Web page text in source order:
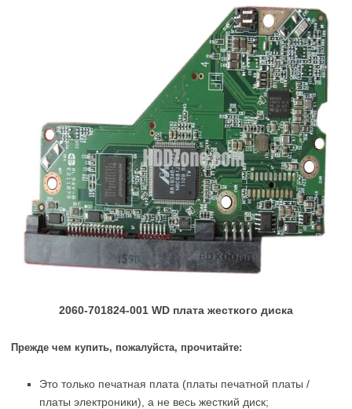
2060-701824-001 WD плата жесткого диска
Прежде чем купить, пожалуйста, прочитайте:
Это только печатная плата (платы печатной платы /
платы электроники), а не весь жесткий диск;